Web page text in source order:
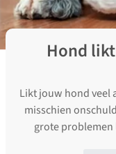
Hond
Likt jouw hond veel
misschien
grote problemen